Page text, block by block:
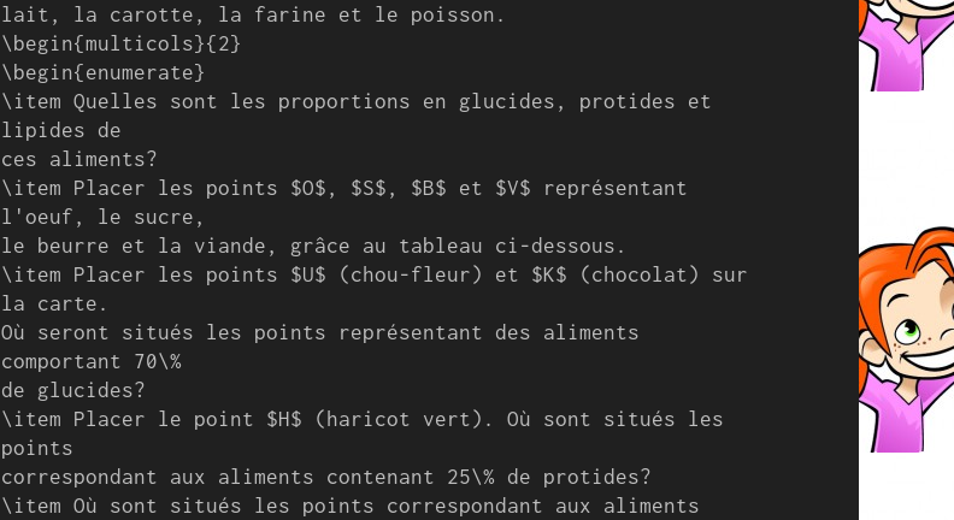
lait, la carotte, la farine et le poisson.
\begin{multicols}{2}
\begin{enumerate}
\item Quelles sont les proportions en glucides, protides et
lipides de
ces aliments?
\item Placer les points $O$, $S$, $B$ et $V$ représentant
l'oeuf, le sucre,
le beurre et la viande, grâce au tableau ci-dessous.
\item Placer les points $U$ (chou-fleur) et $K$ (chocolat) sur
la carte.
Où seront situés les points représentant des aliments
comportant 70\%
de glucides?
\item Placer le point $H$ (haricot vert). Où sont situés les
points
correspondant aux aliments contenant 25\% de protides?
\item Où sont situés les points correspondant aux aliments